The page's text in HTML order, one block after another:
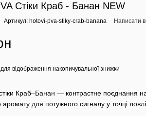
Стіки Краб - Банан NEW
Артикул: hotovi-pva-stiky-crab-banana Написати
для відображення накопичувальної знижки
стіки Краб–Банан — контрастне поєднання
для потужного сигналу у точці ловлі.